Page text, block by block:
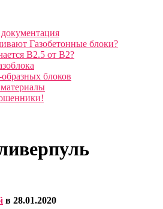
Газобетонные блоки?
B2.5 от B2?
блоков
в 28.01.2020